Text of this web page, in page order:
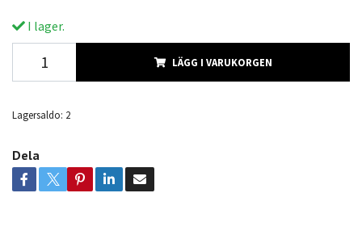
I lager.
LÄGG I VARUKORGEN
Lagersaldo: 2
Dela